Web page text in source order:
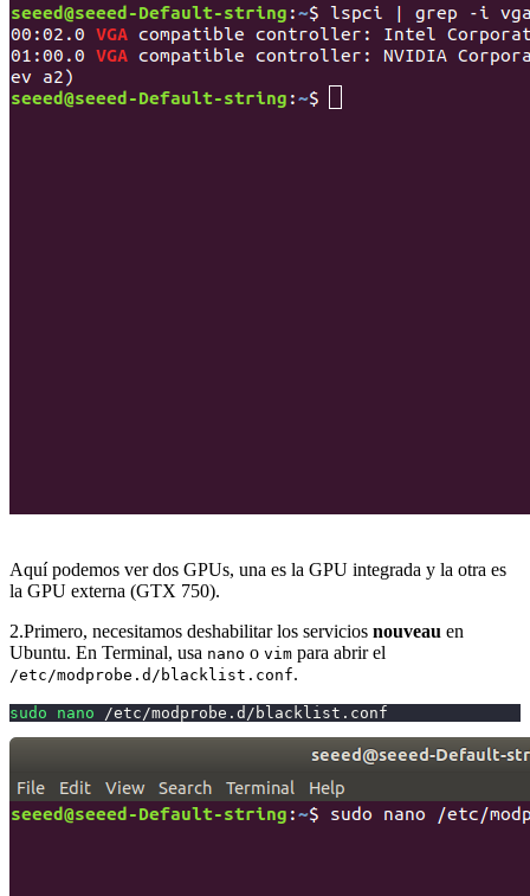
Aquí podemos ver dos GPUs, una es la GPU integrada y la otra es
la GPU externa (GTX 750).
2.Primero, necesitamos deshabilitar los servicios nouveau en
Ubuntu. En Terminal, usa nano o vim para abrir el
/etc/modprobe.d/blacklist.conf.
sudo nano /etc/modprobe.d/blacklist.conf